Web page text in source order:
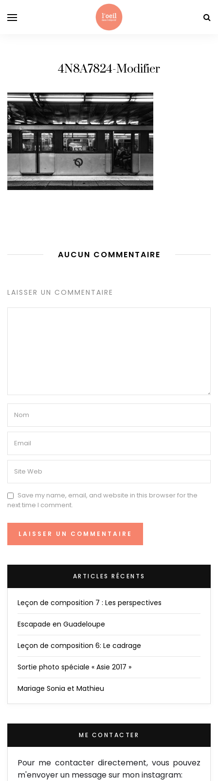
4N8A7824-Modifier
AUCUN COMMENTAIRE
LAISSER UN COMMENTAIRE
Save my name, email, and website in this browser for the
next time I comment.
ARTICLES RÉCENTS
Leçon de composition 7 : Les perspectives
Escapade en Guadeloupe
Leçon de composition 6: Le cadrage
Sortie photo spéciale « Asie 2017 »
Mariage Sonia et Mathieu
ME CONTACTER
Pour me contacter directement, vous pouvez
m'envoyer un message sur mon instagram: